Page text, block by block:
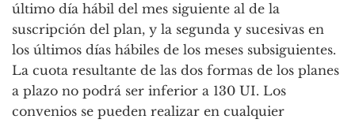
último día hábil del mes siguiente al de la
suscripción del plan, y la segunda y sucesivas en
los últimos días hábiles de los meses subsiguientes.
La cuota resultante de las dos formas de los planes
a plazo no podrá ser inferior a 130 UI. Los
convenios se pueden realizar en cualquier